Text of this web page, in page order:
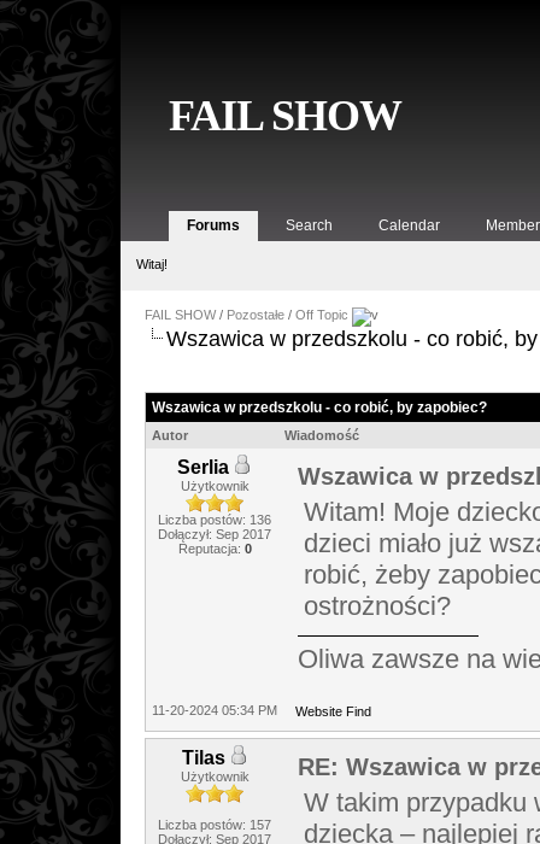
FAIL SHOW
Forums Search Calendar
Witaj!
FAIL SHOW/ Pozostałe / Off Topic
Wszawica w przedszkolu - co robić,
Wszawica w przedszkolu - co robić, by zapobiec?
Autor Wiadomość
Serlia
Użytkownik
Liczba postów: 136
Dołączył: Sep 2017
Reputacja: 0
Wszawica w
Witam! Moje
dzieci miało już
robić, żeby
ostrożności?
Oliwa zawsze na
11-20-2024 05:34 PM Website Find
Tilas
Użytkownik
Liczba postów: 157
Dołączył: Sep 2017
RE: Wszawica w
W takim przypadku
dziecka – najlepiej